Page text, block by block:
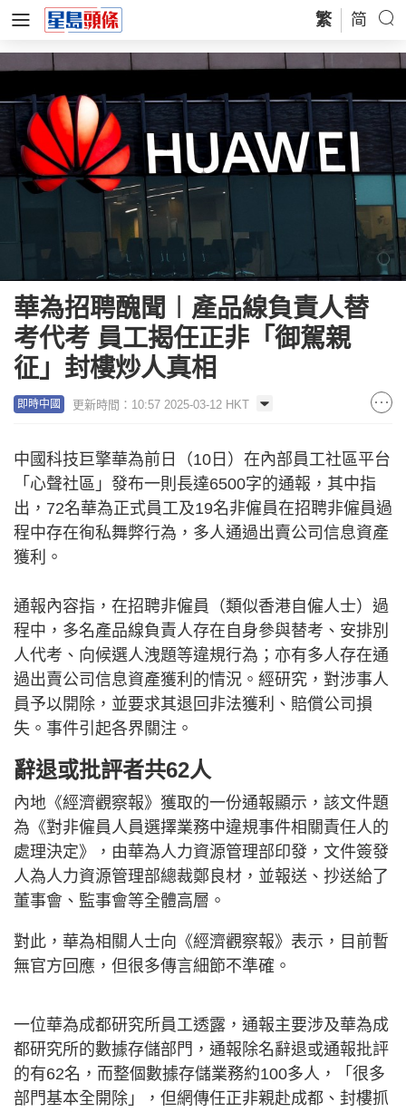
繁 简
華為招聘醜聞︱產品線負責人替
考代考 員工揭任正非「御駕親
征」封樓炒人真相
即時中國 更新時間：10:57 2025-03-12 HKT
中國科技巨擎華為前日（10日）在內部員工社區平台
「心聲社區」發布一則長達6500字的通報，其中指
出，72名華為正式員工及19名非僱員在招聘非僱員過
程中存在徇私舞弊行為，多人通過出賣公司信息資產
獲利。
通報內容指，在招聘非僱員（類似香港自僱人士）過
程中，多名產品線負責人存在自身參與替考、安排別
人代考、向候選人洩題等違規行為；亦有多人存在通
過出賣公司信息資產獲利的情況。經研究，對涉事人
員予以開除，並要求其退回非法獲利、賠償公司損
失。事件引起各界關注。
辭退或批評者共62人
內地《經濟觀察報》獲取的一份通報顯示，該文件題
為《對非僱員人員選擇業務中違規事件相關責任人的
處理決定》，由華為人力資源管理部印發，文件簽發
人為人力資源管理部總裁鄭良材，並報送、抄送給了
董事會、監事會等全體高層。
對此，華為相關人士向《經濟觀察報》表示，目前暫
無官方回應，但很多傳言細節不準確。
一位華為成都研究所員工透露，通報主要涉及‌華為成
都研究所的數據存儲部門，通報除名辭退或通報批評
的有62名，而整個數據存儲業務約100多人，「很多
部門基本全開除」，但網傳任正非親赴成都、封樓抓